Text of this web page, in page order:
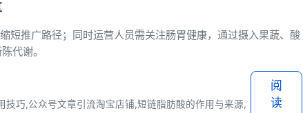
短推广路径；同时运营人员需关注肠胃健康，通过摄入果蔬、酸
代谢。
技巧,公众号文章引流淘宝店铺,短链脂肪酸的作用与来源,
阅
读